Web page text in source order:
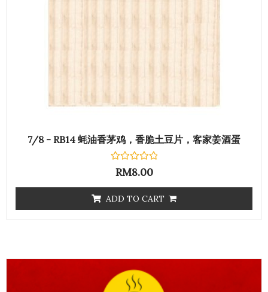
7/8 - RB14 蚝油香茅鸡，香脆土豆片，客家姜酒蛋
Rated
5
RM8.00
ADD TO CART